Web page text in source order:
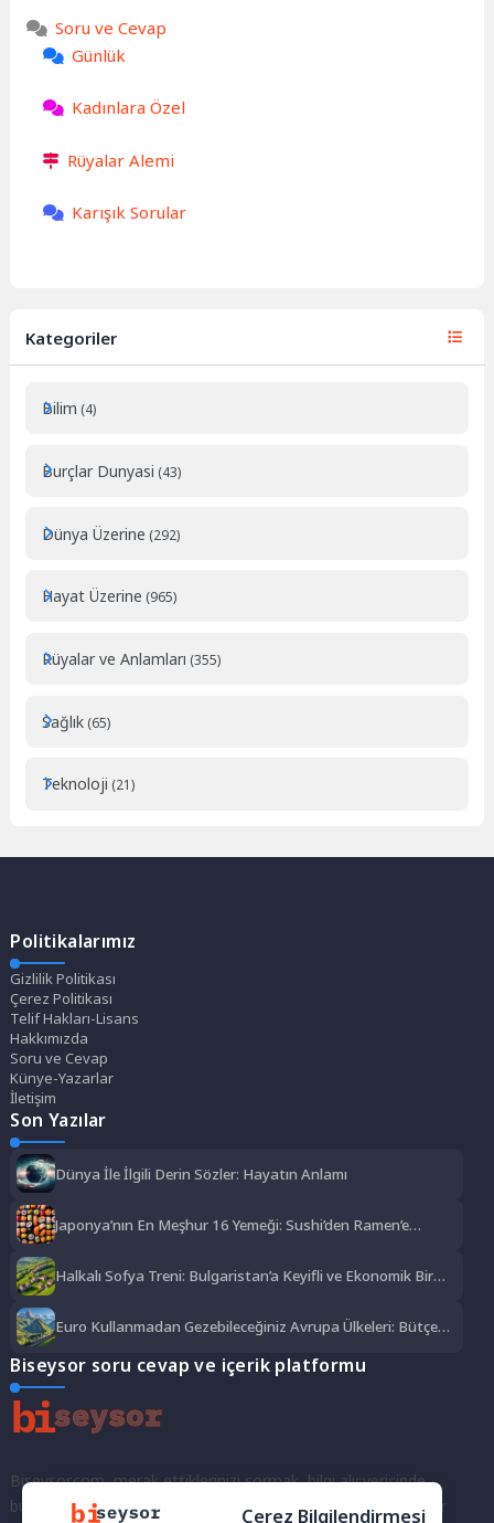
Soru ve Cevap
Günlük
Kadınlara Özel
Rüyalar Alemi
Karışık Sorular
Kategoriler
Bilim (4)
Burçlar Dunyasi (43)
Dünya Üzerine (292)
Hayat Üzerine (965)
Rüyalar ve Anlamları (355)
Sağlık (65)
Teknoloji (21)
Politikalarımız
Gizlilik Politikası
Çerez Politikası
Telif Hakları-Lisans
Hakkımızda
Soru ve Cevap
Künye-Yazarlar
İletişim
Son Yazılar
Dünya İle İlgili Derin Sözler: Hayatın Anlamı
Japonya’nın En Meşhur 16 Yemeği: Sushi’den Ramen’e
Halkalı Sofya Treni: Bulgaristan’a Keyifli ve Ekonomik Bir
Euro Kullanmadan Gezebileceğiniz Avrupa Ülkeleri: Bütçe
Biseysor soru cevap ve içerik platformu
Biseysor.com, merak ettiklerinizi sormak, bilgi alışverişinde
bulunmak ve fikirlerinizi paylaşmak için bir araya geldiğimiz bir
Çerez Bilgilendirmesi